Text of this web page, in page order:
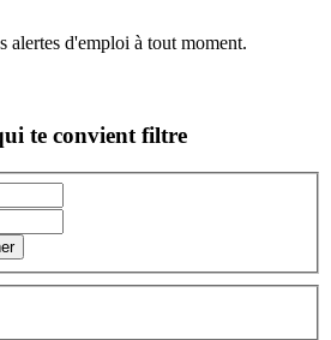
alertes d'emploi à tout moment.
te convient filtre